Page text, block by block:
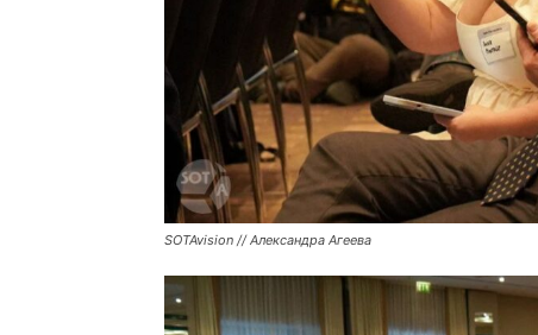
SOTAvision // Александра Агеева